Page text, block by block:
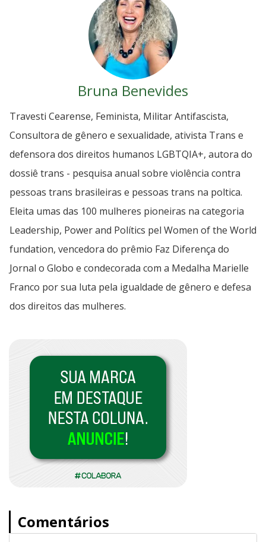
Bruna Benevides
Travesti Cearense, Feminista, Militar Antifascista,
Consultora de gênero e sexualidade, ativista Trans e
defensora dos direitos humanos LGBTQIA+, autora do
dossiê trans - pesquisa anual sobre violência contra
pessoas trans brasileiras e pessoas trans na poltica.
Eleita umas das 100 mulheres pioneiras na categoria
Leadership, Power and Polítics pel Women of the World
fundation, vencedora do prêmio Faz Diferença do
Jornal o Globo e condecorada com a Medalha Marielle
Franco por sua luta pela igualdade de gênero e defesa
dos direitos das mulheres.
Comentários